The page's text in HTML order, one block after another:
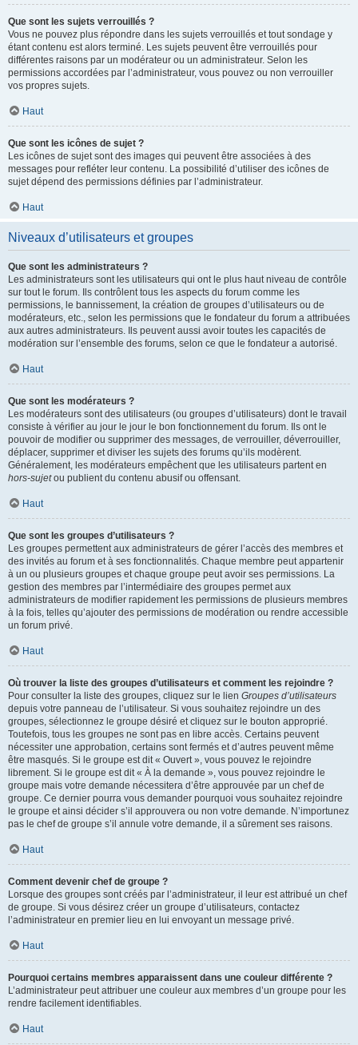
Que sont les sujets verrouillés ?
Vous ne pouvez plus répondre dans les sujets verrouillés et tout sondage y
étant contenu est alors terminé. Les sujets peuvent être verrouillés pour
différentes raisons par un modérateur ou un administrateur. Selon les
permissions accordées par l’administrateur, vous pouvez ou non verrouiller
vos propres sujets.
Haut
Que sont les icônes de sujet ?
Les icônes de sujet sont des images qui peuvent être associées à des
messages pour refléter leur contenu. La possibilité d’utiliser des icônes de
sujet dépend des permissions définies par l’administrateur.
Haut
Niveaux d’utilisateurs et groupes
Que sont les administrateurs ?
Les administrateurs sont les utilisateurs qui ont le plus haut niveau de contrôle
sur tout le forum. Ils contrôlent tous les aspects du forum comme les
permissions, le bannissement, la création de groupes d’utilisateurs ou de
modérateurs, etc., selon les permissions que le fondateur du forum a attribuées
aux autres administrateurs. Ils peuvent aussi avoir toutes les capacités de
modération sur l’ensemble des forums, selon ce que le fondateur a autorisé.
Haut
Que sont les modérateurs ?
Les modérateurs sont des utilisateurs (ou groupes d’utilisateurs) dont le travail
consiste à vérifier au jour le jour le bon fonctionnement du forum. Ils ont le
pouvoir de modifier ou supprimer des messages, de verrouiller, déverrouiller,
déplacer, supprimer et diviser les sujets des forums qu’ils modèrent.
Généralement, les modérateurs empêchent que les utilisateurs partent en
hors-sujetou publient du contenu abusif ou offensant.
Haut
Que sont les groupes d’utilisateurs ?
Les groupes permettent aux administrateurs de gérer l’accès des membres et
des invités au forum et à ses fonctionnalités. Chaque membre peut appartenir
à un ou plusieurs groupes et chaque groupe peut avoir ses permissions. La
gestion des membres par l’intermédiaire des groupes permet aux
administrateurs de modifier rapidement les permissions de plusieurs membres
à la fois, telles qu’ajouter des permissions de modération ou rendre accessible
un forum privé.
Haut
Où trouver la liste des groupes d’utilisateurs et comment les rejoindre ?
Pour consulter la liste des groupes, cliquez sur le lien Groupes d’utilisateurs
depuis votre panneau de l’utilisateur. Si vous souhaitez rejoindre un des
groupes, sélectionnez le groupe désiré et cliquez sur le bouton approprié.
Toutefois, tous les groupes ne sont pas en libre accès. Certains peuvent
nécessiter une approbation, certains sont fermés et d’autres peuvent même
être masqués. Si le groupe est dit « Ouvert », vous pouvez le rejoindre
librement. Si le groupe est dit « À la demande », vous pouvez rejoindre le
groupe mais votre demande nécessitera d’être approuvée par un chef de
groupe. Ce dernier pourra vous demander pourquoi vous souhaitez rejoindre
le groupe et ainsi décider s’il approuvera ou non votre demande. N’importunez
pas le chef de groupe s’il annule votre demande, il a sûrement ses raisons.
Haut
Comment devenir chef de groupe ?
Lorsque des groupes sont créés par l’administrateur, il leur est attribué un chef
de groupe. Si vous désirez créer un groupe d’utilisateurs, contactez
l’administrateur en premier lieu en lui envoyant un message privé.
Haut
Pourquoi certains membres apparaissent dans une couleur différente ?
L’administrateur peut attribuer une couleur aux membres d’un groupe pour les
rendre facilement identifiables.
Haut